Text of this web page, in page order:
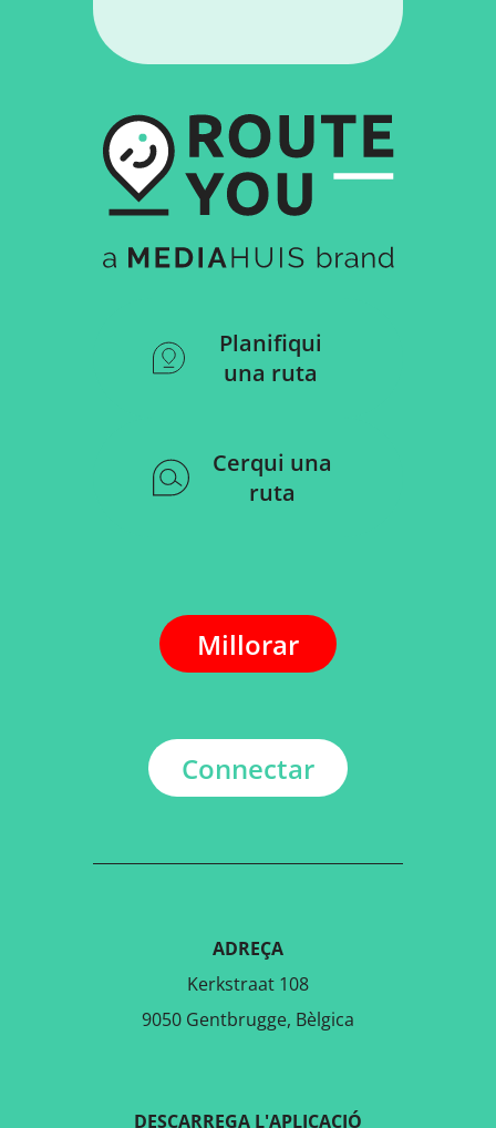
Planifiqui
una ruta
Cerqui una
ruta
Millorar
Connectar
ADREÇA
Kerkstraat 108
9050 Gentbrugge, Bèlgica
DESCARREGA L'APLICACIÓ